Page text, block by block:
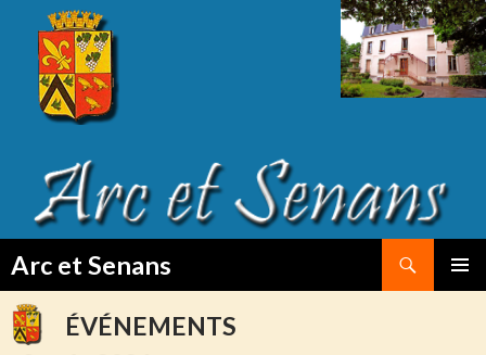
Arc et Senans
TO
CONTENTÉVÉNEMENTS